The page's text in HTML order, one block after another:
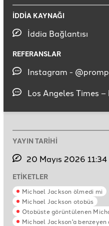
İDDİA KAYNAĞI
İddia Bağlantısı
REFERANSLAR
Instagram -
Los Angeles Times
YAYIN TARİHİ
20 Mayıs 2026 11:34
ETİKETLER
Michael Jackson ölmedi mi
Michael Jackson otobüs
Otobüste görüntülenen
Michael Jackson'a benzeyen